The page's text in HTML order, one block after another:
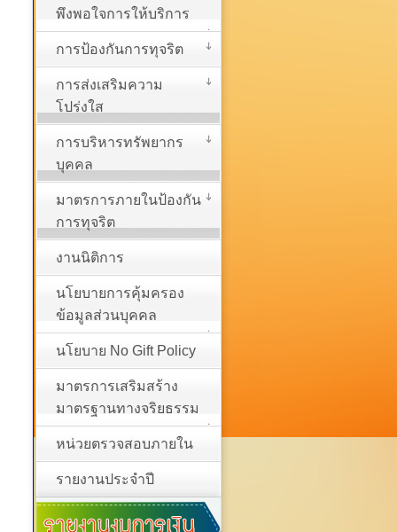
พึงพอใจการให้บริการ
การป้องกันการทุจริต
การส่งเสริมความ
โปร่งใส
การบริหารทรัพยากร
บุคคล
มาตรการภายในป้องกัน
การทุจริต
งานนิติการ
นโยบายการคุ้มครอง
ข้อมูลส่วนบุคคล
นโยบาย No Gift Policy
มาตรการเสริมสร้าง
มาตรฐานทางจริยธรรม
หน่วยตรวจสอบภายใน
รายงานประจำปี